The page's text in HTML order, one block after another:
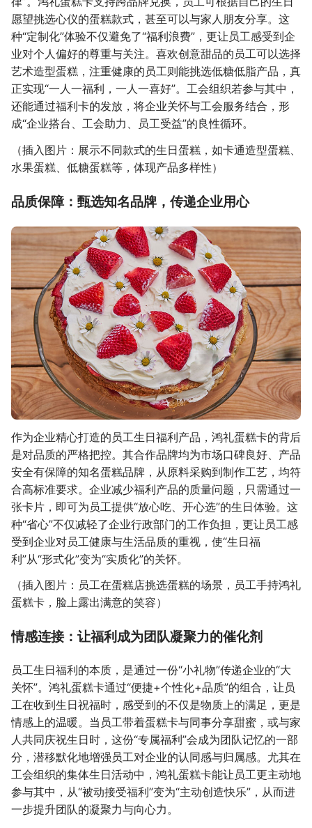
愿望挑选心仪的蛋糕款式，甚至可以与家人朋友分享。这
种“定制化”体验不仅避免了“福利浪费”，更让员工感受到企
业对个人偏好的尊重与关注。喜欢创意甜品的员工可以选择
艺术造型蛋糕，注重健康的员工则能挑选低糖低脂产品，真
正实现“一人一福利，一人一喜好”。工会组织若参与其中，
还能通过福利卡的发放，将企业关怀与工会服务结合，形
成“企业搭台、工会助力、员工受益”的良性循环。
（插入图片：展示不同款式的生日蛋糕，如卡通造型蛋糕、
水果蛋糕、低糖蛋糕等，体现产品多样性）
品质保障：甄选知名品牌，传递企业用心
作为企业精心打造的员工生日福利产品，鸿礼蛋糕卡的背后
是对品质的严格把控。其合作品牌均为市场口碑良好、产品
安全有保障的知名蛋糕品牌，从原料采购到制作工艺，均符
合高标准要求。企业减少福利产品的质量问题，只需通过一
张卡片，即可为员工提供“放心吃、开心选”的生日体验。这
种“省心”不仅减轻了企业行政部门的工作负担，更让员工感
受到企业对员工健康与生活品质的重视，使“生日福
利”从“形式化”变为“实质化”的关怀。
（插入图片：员工在蛋糕店挑选蛋糕的场景，员工手持鸿礼
蛋糕卡，脸上露出满意的笑容）
情感连接：让福利成为团队凝聚力的催化剂
员工生日福利的本质，是通过一份“小礼物”传递企业的“大
关怀”。鸿礼蛋糕卡通过“便捷+个性化+品质”的组合，让员
工在收到生日祝福时，感受到的不仅是物质上的满足，更是
情感上的温暖。当员工带着蛋糕卡与同事分享甜蜜，或与家
人共同庆祝生日时，这份“专属福利”会成为团队记忆的一部
分，潜移默化地增强员工对企业的认同感与归属感。尤其在
工会组织的集体生日活动中，鸿礼蛋糕卡能让员工更主动地
参与其中，从“被动接受福利”变为“主动创造快乐”，从而进
一步提升团队的凝聚力与向心力。